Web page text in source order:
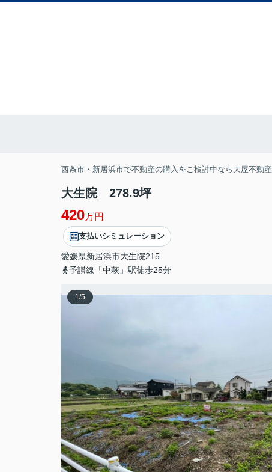
西条市・新居浜市で不動産の購入をご検討中なら大屋不動産
大生院 278.9坪
420万円
支払いシミュレーション
愛媛県新居浜市大生院215
予讃線「中萩」駅徒歩25分
1/5